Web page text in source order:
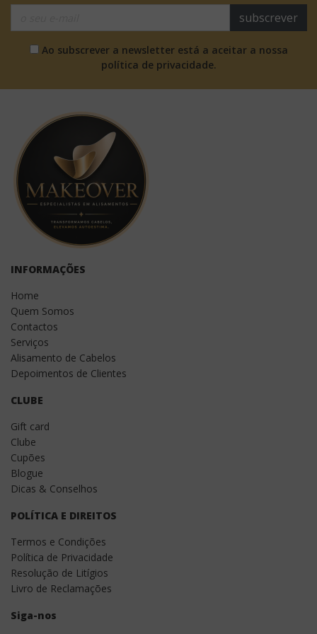
subscrever
Ao subscrever a newsletter está a aceitar a nossa
política de privacidade.
INFORMAÇÕES
Home
Quem Somos
Contactos
Serviços
Alisamento de Cabelos
Depoimentos de Clientes
CLUBE
Gift card
Clube
Cupões
Blogue
Dicas & Conselhos
POLÍTICA E DIREITOS
Termos e Condições
Política de Privacidade
Resolução de Litígios
Livro de Reclamações
Siga-nos